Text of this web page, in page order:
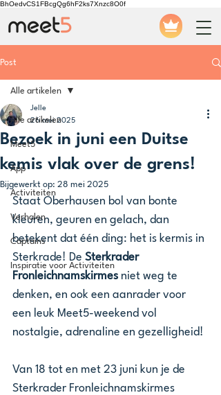
BhOedvCS1FBcgQg6hF2ks7Xnzc8O0f
Post
Alle artikelen
Meet5
App
Activiteiten
Verhalen
Captains
Inspiratie voor Activiteiten
Alle artikelen
Bezoek in juni een Duitse
kemis vlak over de grens!
Jelle
26 mei 2025
Bijgewerkt op: 28 mei 2025
Staat Oberhausen bol van bonte
kleuren, geuren en gelach, dan
betekent dat één ding: het is kermis in
Sterkrade! De Sterkrader
Fronleichnamskirmes niet weg te
denken, en ook een aanrader voor
een leuk Meet5-weekend vol
nostalgie, adrenaline en gezelligheid!
Van 18 tot en met 23 juni kun je de
Sterkrader Fronleichnamskirmes